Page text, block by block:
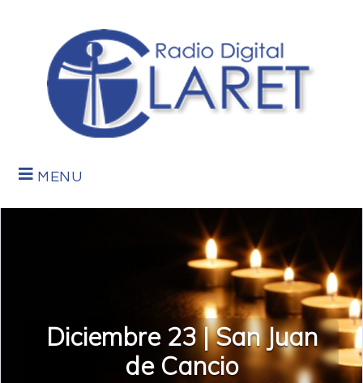
MENU
Diciembre 23 | San Juan
de Cancio